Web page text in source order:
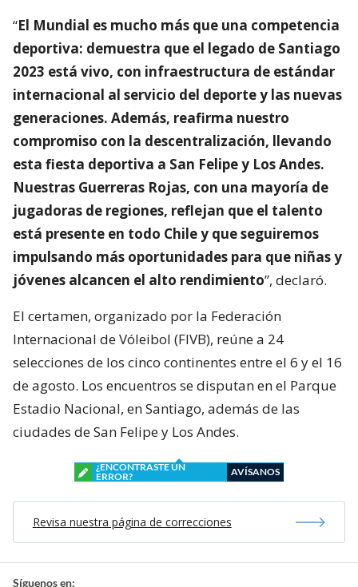
“El Mundial es mucho más que una competencia
deportiva: demuestra que el legado de Santiago
2023 está vivo, con infraestructura de estándar
internacional al servicio del deporte y las nuevas
generaciones. Además, reafirma nuestro
compromiso con la descentralización, llevando
esta fiesta deportiva a San Felipe y Los Andes.
Nuestras Guerreras Rojas, con una mayoría de
jugadoras de regiones, reflejan que el talento
está presente en todo Chile y que seguiremos
impulsando más oportunidades para que niñas y
jóvenes alcancen el alto rendimiento”, declaró.
El certamen, organizado por la Federación
Internacional de Vóleibol (FIVB), reúne a 24
selecciones de los cinco continentes entre el 6 y el 16
de agosto. Los encuentros se disputan en el Parque
Estadio Nacional, en Santiago, además de las
ciudades de San Felipe y Los Andes.
¿ENCONTRASTE UN
ERROR?
AVÍSANOS
Revisa nuestra página de correcciones
Síguenos en: